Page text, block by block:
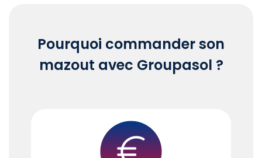
Pourquoi commander son
mazout avec Groupasol ?